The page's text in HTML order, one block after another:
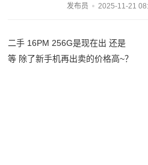
发布员 2025-11-21
二手 16PM 256G是现在出 还是
等 除了新手机再出卖的价格高~？